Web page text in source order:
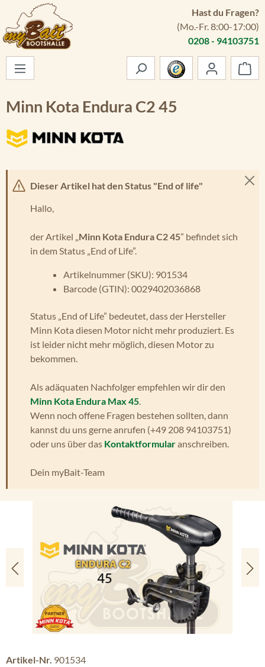
Zum Hauptinhalt springen
Hast du Fragen?
(Mo.-Fr. 8:00-17:00)
0208 - 94103751
Minn Kota Endura C2 45
Dieser Artikel hat den Status "End of life"
Hallo,
der Artikel „Minn Kota Endura C2 45” befindet sich
in dem Status „End of Life”.
Artikelnummer (SKU): 901534
Barcode (GTIN): 0029402036868
Status „End of Life” bedeutet, dass der Hersteller
Minn Kota diesen Motor nicht mehr produziert. Es
ist leider nicht mehr möglich, diesen Motor zu
bekommen.
Als adäquaten Nachfolger empfehlen wir dir den
Minn Kota Endura Max 45.
Wenn noch offene Fragen bestehen sollten, dann
kannst du uns gerne anrufen (+49 208 94103751)
oder uns über das Kontaktformularanschreiben.
Dein myBait-Team
Bildergalerie überspringen
Artikel-Nr. 901534